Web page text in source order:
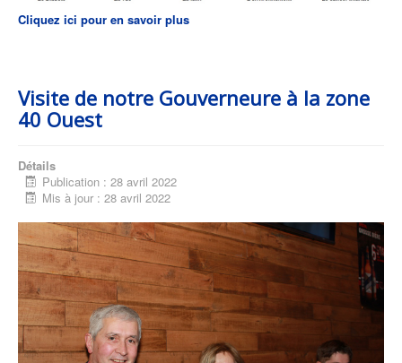
Cliquez ici pour en savoir plus
Visite de notre Gouverneure à la zone
40 Ouest
Détails
Publication : 28 avril 2022
Mis à jour : 28 avril 2022